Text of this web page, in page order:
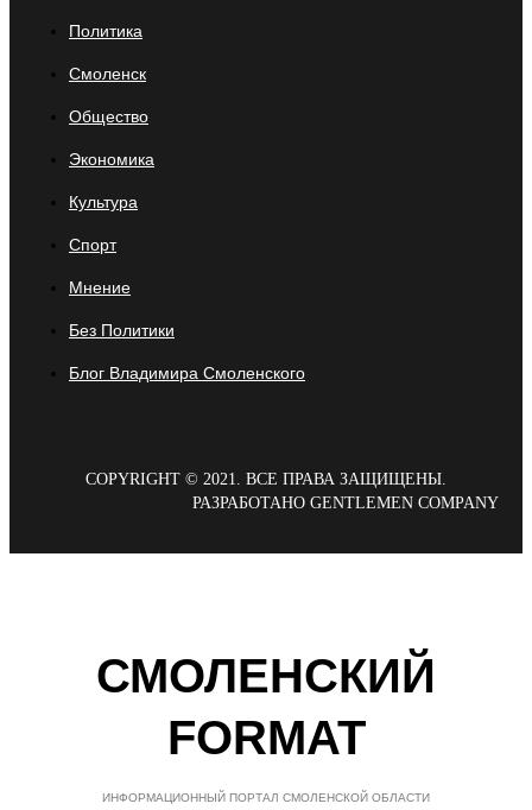
Политика
Смоленск
Общество
Экономика
Культура
Спорт
Мнение
Без Политики
Блог Владимира Смоленского
COPYRIGHT © 2021. ВСЕ ПРАВА ЗАЩИЩЕНЫ.
РАЗРАБОТАНО GENTLEMEN COMPANY
СМОЛЕНСКИЙ
FORMAT
ИНФОРМАЦИОННЫЙ ПОРТАЛ СМОЛЕНСКОЙ ОБЛАСТИ